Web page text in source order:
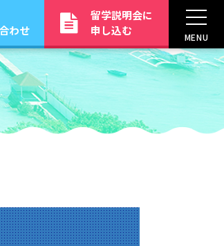
わせ
留学説明会に
申し込む
MENU